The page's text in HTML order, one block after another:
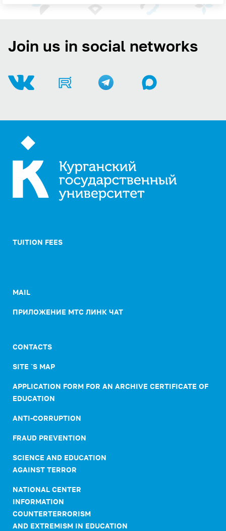
Join us in social networks
TUITION FEES
MAIL
ПРИЛОЖЕНИЕ МТС ЛИНК ЧАТ
CONTACTS
SITE `S MAP
APPLICATION FORM FOR AN ARCHIVE CERTIFICATE OF
EDUCATION
ANTI-CORRUPTION
FRAUD PREVENTION
SCIENCE AND EDUCATION
AGAINST TERROR
NATIONAL CENTER
INFORMATION
COUNTERTERRORISM
AND EXTREMISM IN EDUCATION